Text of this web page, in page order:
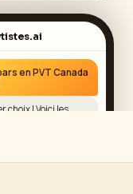
en PVT Canada
choix ! Voici les